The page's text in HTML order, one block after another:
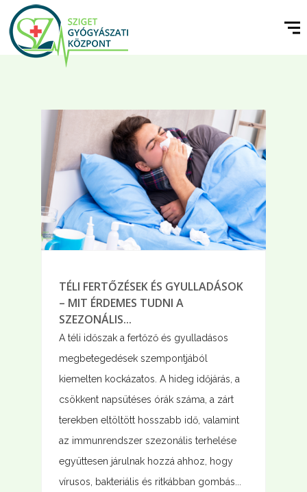
TÉLI FERTŐZÉSEK ÉS GYULLADÁSOK
– MIT ÉRDEMES TUDNI A
SZEZONÁLIS...
A téli időszak a fertőző és gyulladásos
megbetegedések szempontjából
kiemelten kockázatos. A hideg időjárás, a
csökkent napsütéses órák száma, a zárt
terekben eltöltött hosszabb idő, valamint
az immunrendszer szezonális terhelése
együttesen járulnak hozzá ahhoz, hogy
vírusos, bakteriális és ritkábban gombás...